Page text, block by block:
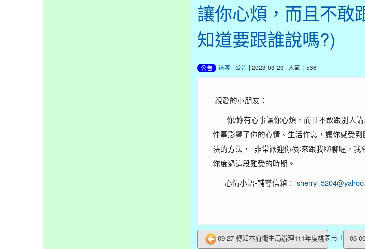
讓你心煩，而且不敢
知道要跟誰說嗎?)
公告 訪客 -公告 | 2023-03-29 | 人氣：536
親愛的小朋友：
你/妳有心事讓你心煩，而且不敢跟別人講
件事影響了你的心情、生活作息，讓你感受
決的方法， 非常歡迎你/妳來跟我聊聊喔，我
你度過這段難受的時期。
心情小語-輔導信箱：
09-27 轉知本府衛生局辦理111年度桃園市「健康...
06-